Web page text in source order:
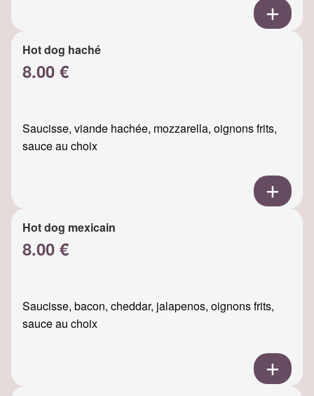
Hot dog haché
8.00 €
Saucisse, viande hachée, mozzarella, oignons frits,
sauce au choix
Hot dog mexicain
8.00 €
Saucisse, bacon, cheddar, jalapenos, oignons frits,
sauce au choix